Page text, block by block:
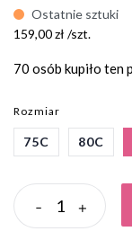
Ostatnie sztuki
159,00 zł /szt.
70 osób kupiło ten
Rozmiar
75C 80C
- +